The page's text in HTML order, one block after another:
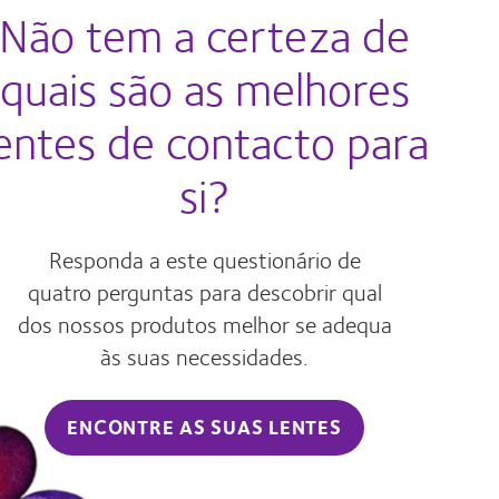
Não tem a certeza de
quais são as melhores
de contacto para
si?
Responda a este questionário de
quatro perguntas para descobrir qual
dos nossos produtos melhor se adequa
às suas necessidades.
ENCONTRE AS SUAS LENTES